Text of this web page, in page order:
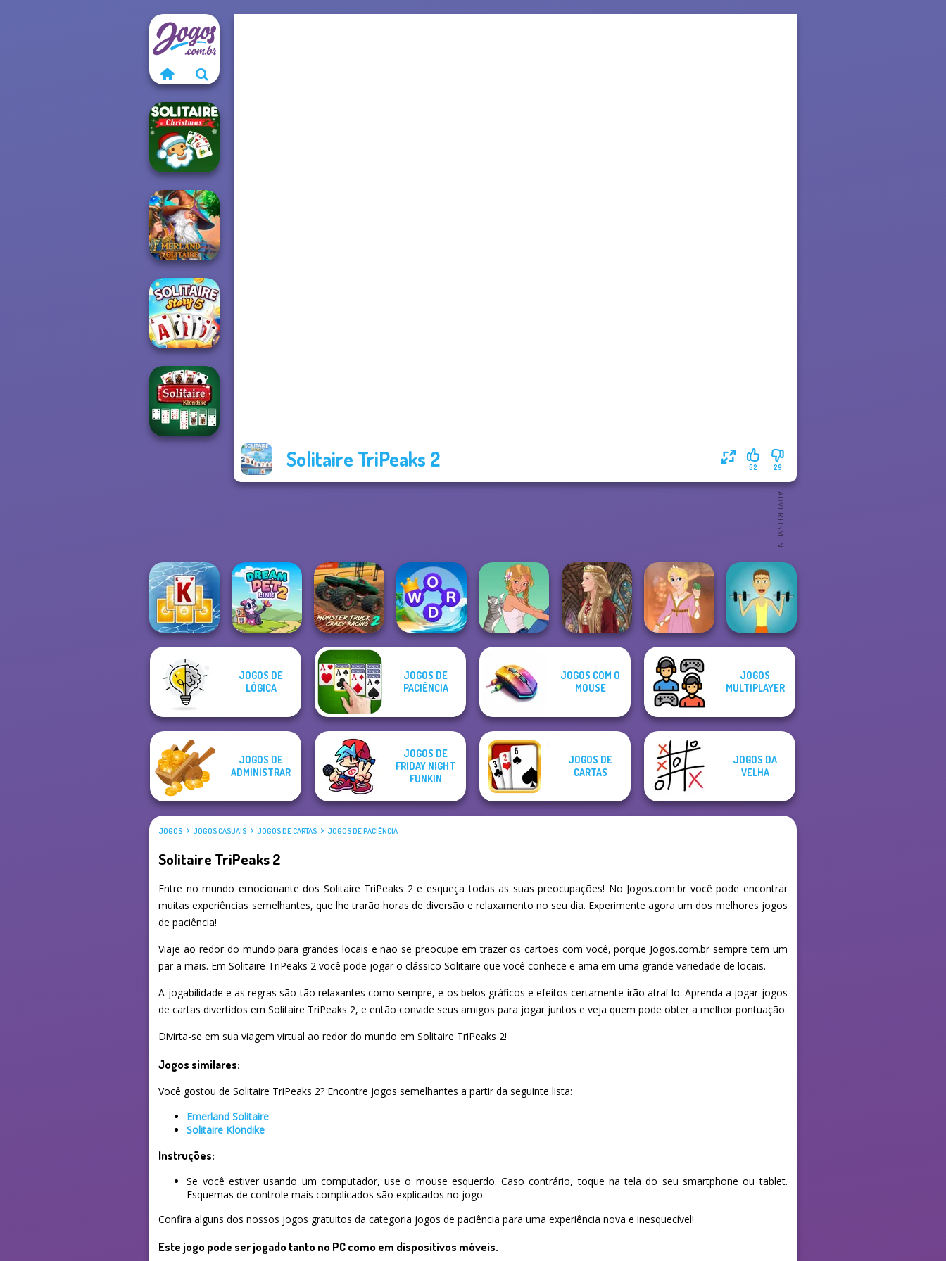
Solitaire TriPeaks 2 29
52
Solitaire Classic
Christmas
Emerland
Solitaire
Solitaire Story
TriPeaks 5
Tripeaks Solitaire
Holiday
Dream Pet Link 2
Monster Truck
Crazy Racing 2
Word Connect
Puzzle
A Girl And Her Pet Medieval Doll
Rapunzel
Fashion
Muscle Clicker
JOGOS DE
LÓGICA
JOGOS DE
PACIÊNCIA
JOGOS COM O
MOUSE
JOGOS
MULTIPLAYER
JOGOS DE
ADMINISTRAR
JOGOS DE
FRIDAY NIGHT
FUNKIN
JOGOS DE
CARTAS
JOGOS DA
VELHA
JOGOS JOGOS CASUAIS JOGOS DE CARTAS JOGOS DE PACIÊNCIA
Solitaire TriPeaks 2
Entre no mundo emocionante dos Solitaire TriPeaks 2 e esqueça todas as suas preocupações! No Jogos.com.br você pode encontrar
muitas experiências semelhantes, que lhe trarão horas de diversão e relaxamento no seu dia. Experimente agora um dos melhores jogos
de paciência!
Viaje ao redor do mundo para grandes locais e não se preocupe em trazer os cartões com você, porque Jogos.com.br sempre tem um
par a mais. Em Solitaire TriPeaks 2 você pode jogar o clássico Solitaire que você conhece e ama em uma grande variedade de locais.
A jogabilidade e as regras são tão relaxantes como sempre, e os belos gráficos e efeitos certamente irão atraí-lo. Aprenda a jogar jogos
de cartas divertidos em Solitaire TriPeaks 2, e então convide seus amigos para jogar juntos e veja quem pode obter a melhor pontuação.
Divirta-se em sua viagem virtual ao redor do mundo em Solitaire TriPeaks 2!
Jogos similares:
Você gostou de Solitaire TriPeaks 2? Encontre jogos semelhantes a partir da seguinte lista:
Emerland Solitaire
Solitaire Klondike
Instruções:
Se você estiver usando um computador, use o mouse esquerdo. Caso contrário, toque na tela do seu smartphone ou tablet.
Esquemas de controle mais complicados são explicados no jogo.
Confira alguns dos nossos jogos gratuitos da categoria jogos de paciência para uma experiência nova e inesquecível!
Este jogo pode ser jogado tanto no PC como em dispositivos móveis.